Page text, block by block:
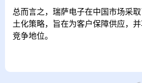
总而言之，瑞萨电子在中国市场采
土化策略，旨在为客户保障供应，
竞争地位。